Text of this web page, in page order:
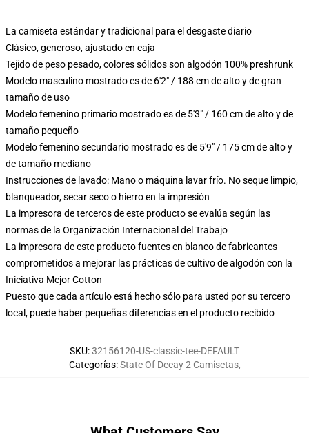
La camiseta estándar y tradicional para el desgaste diario
Clásico, generoso, ajustado en caja
Tejido de peso pesado, colores sólidos son algodón 100% preshrunk
Modelo masculino mostrado es de 6'2" / 188 cm de alto y de gran
tamaño de uso
Modelo femenino primario mostrado es de 5'3" / 160 cm de alto y de
tamaño pequeño
Modelo femenino secundario mostrado es de 5'9" / 175 cm de alto y
de tamaño mediano
Instrucciones de lavado: Mano o máquina lavar frío. No seque limpio,
blanqueador, secar seco o hierro en la impresión
La impresora de terceros de este producto se evalúa según las
normas de la Organización Internacional del Trabajo
La impresora de este producto fuentes en blanco de fabricantes
comprometidos a mejorar las prácticas de cultivo de algodón con la
Iniciativa Mejor Cotton
Puesto que cada artículo está hecho sólo para usted por su tercero
local, puede haber pequeñas diferencias en el producto recibido
SKU:32156120-US-classic-tee-DEFAULT
Categorías:State Of Decay 2 Camisetas,